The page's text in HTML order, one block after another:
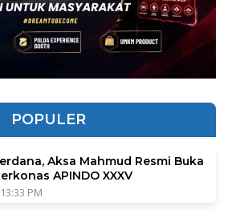
POPULER
Aksa Mahmud Resmi Buka
APINDO XXXV
PM